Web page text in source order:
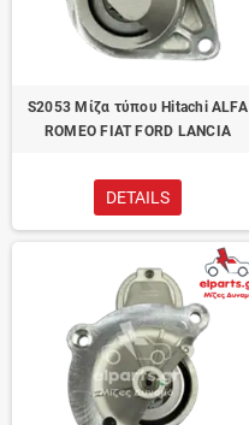
S2053 Μίζα τύπου Hitachi ALFA
ROMEO FIAT FORD LANCIA
DETAILS